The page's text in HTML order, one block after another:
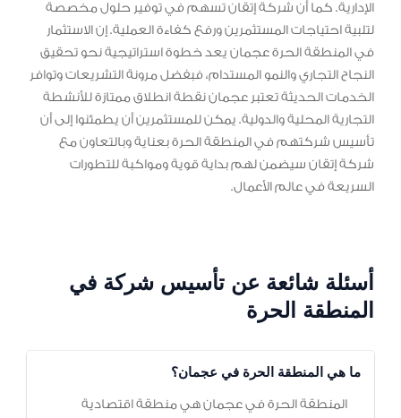
الإدارية. كما أن شركة إتقان تسهم في توفير حلول مخصصة
لتلبية احتياجات المستثمرين ورفع كفاءة العملية. إن الاستثمار
في المنطقة الحرة عجمان يعد خطوة استراتيجية نحو تحقيق
النجاح التجاري والنمو المستدام، فبفضل مرونة التشريعات وتوافر
الخدمات الحديثة تعتبر عجمان نقطة انطلاق ممتازة للأنشطة
التجارية المحلية والدولية. يمكن للمستثمرين أن يطمئنوا إلى أن
تأسيس شركتهم في المنطقة الحرة بعناية وبالتعاون مع
شركة إتقان سيضمن لهم بداية قوية ومواكبة للتطورات
السريعة في عالم الأعمال.
أسئلة شائعة عن تأسيس شركة في
المنطقة الحرة
ما هي المنطقة الحرة في عجمان؟
المنطقة الحرة في عجمان هي منطقة اقتصادية